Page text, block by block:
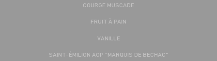
COURGE MUSCADE
FRUIT À PAIN
VANILLE
SAINT-ÉMILION AOP "MARQUIS DE BECHAC"